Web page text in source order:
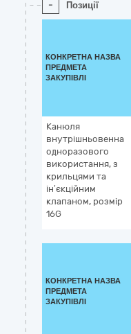
- Позиції
КОНКРЕТНА НАЗВА
ПРЕДМЕТА
ЗАКУПІВЛІ
Канюля
внутрішньовенна
одноразового
використання, з
крильцями та
ін’єкційним
клапаном, розмір
16G
КОНКРЕТНА НАЗВА
ПРЕДМЕТА
ЗАКУПІВЛІ